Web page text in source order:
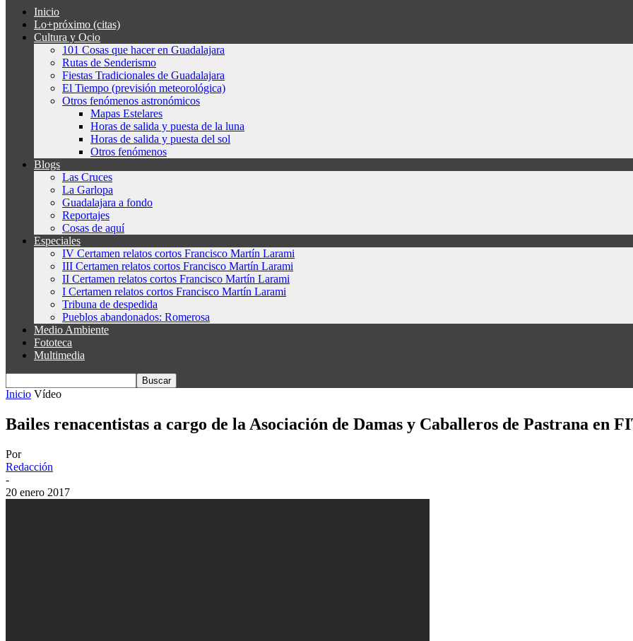
Inicio
Lo+próximo (citas)
Cultura y Ocio
101 Cosas que hacer en Guadalajara
Rutas de Senderismo
Fiestas Tradicionales de Guadalajara
El Tiempo (previsión meteorológica)
Otros fenómenos astronómicos
Mapas Estelares
Horas de salida y puesta de la luna
Horas de salida y puesta del sol
Otros fenómenos
Blogs
Las Cruces
La Garlopa
Guadalajara a fondo
Reportajes
Cosas de aquí
Especiales
IV Certamen relatos cortos Francisco Martín Larami
III Certamen relatos cortos Francisco Martín Larami
II Certamen relatos cortos Francisco Martín Larami
I Certamen relatos cortos Francisco Martín Larami
Tribuna de despedida
Pueblos abandonados: Romerosa
Medio Ambiente
Fototeca
Multimedia
Inicio Vídeo
Bailes renacentistas a cargo de la Asociación de Damas y Caballeros de Pastrana en
Por
Redacción
-
20 enero 2017